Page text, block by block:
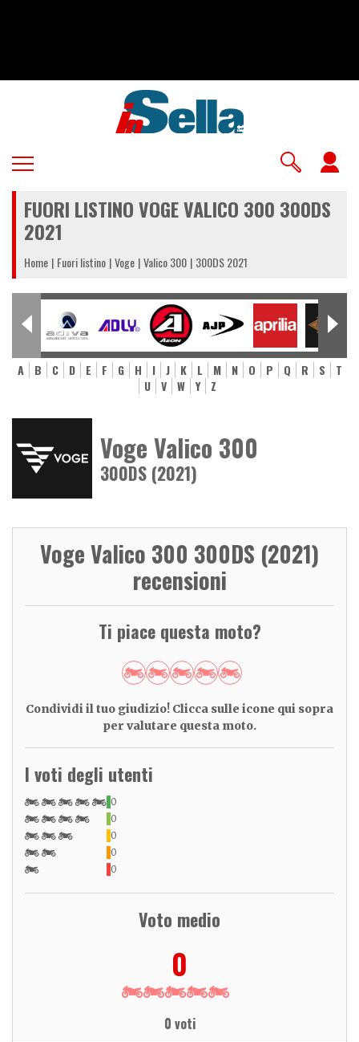
FUORI LISTINO VOGE VALICO 300 300DS
2021
Home Fuori listino Voge Valico 300 300DS 2021
A B C D E F G H I J K L M N O P Q R S
T
U
V W Y Z
Voge Valico 300
300DS (2021)
Voge Valico 300 300DS (2021)
recensioni
Ti piace questa moto?
Condividi il tuo giudizio! Clicca sulle icone qui sopra
per valutare questa moto.
I voti degli utenti
0
0
0
0
0
Voto medio
0
0 voti